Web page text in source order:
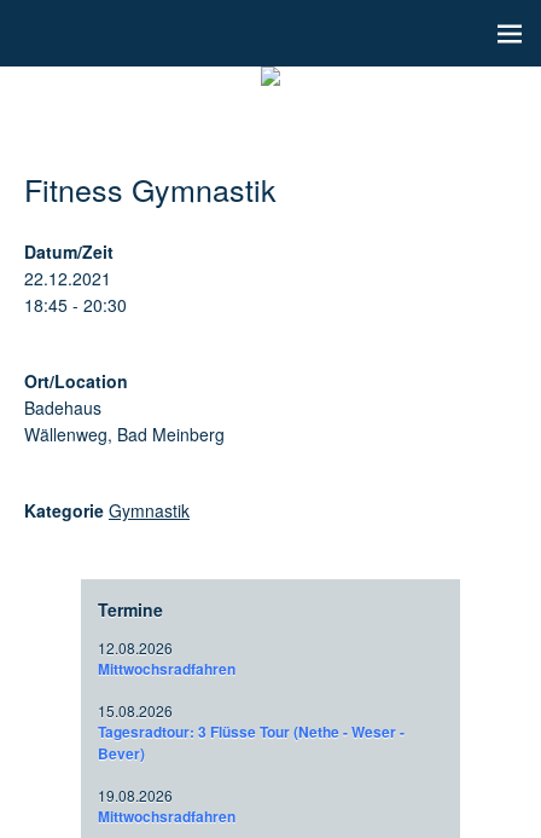
Fitness Gymnastik
Datum/Zeit
22.12.2021
18:45 - 20:30
Ort/Location
Badehaus
Wällenweg, Bad Meinberg
Kategorie Gymnastik
Termine
12.08.2026
Mittwochsradfahren
15.08.2026
Tagesradtour: 3 Flüsse Tour (Nethe - Weser -
Bever)
19.08.2026
Mittwochsradfahren